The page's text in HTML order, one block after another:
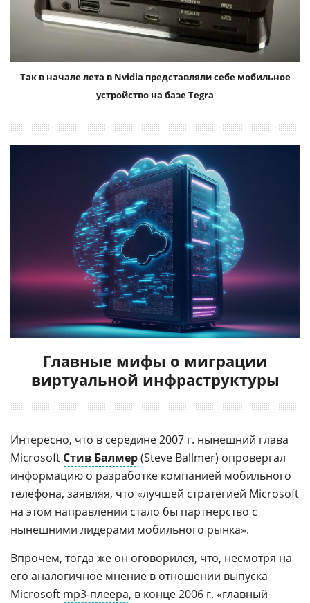
Так в начале лета в Nvidia представляли себе мобильное
устройство на базе Tegra
Главные мифы о миграции
виртуальной инфраструктуры
Интересно, что в середине 2007 г. нынешний глава
Microsoft Стив Балмер(Steve Ballmer) опровергал
информацию о разработке компанией мобильного
телефона, заявляя, что «лучшей стратегией Microsoft
на этом направлении стало бы партнерство с
нынешними лидерами мобильного рынка».
Впрочем, тогда же он оговорился, что, несмотря на
его аналогичное мнение в отношении выпуска
Microsoft mp3-плеера, в конце 2006 г. «главный